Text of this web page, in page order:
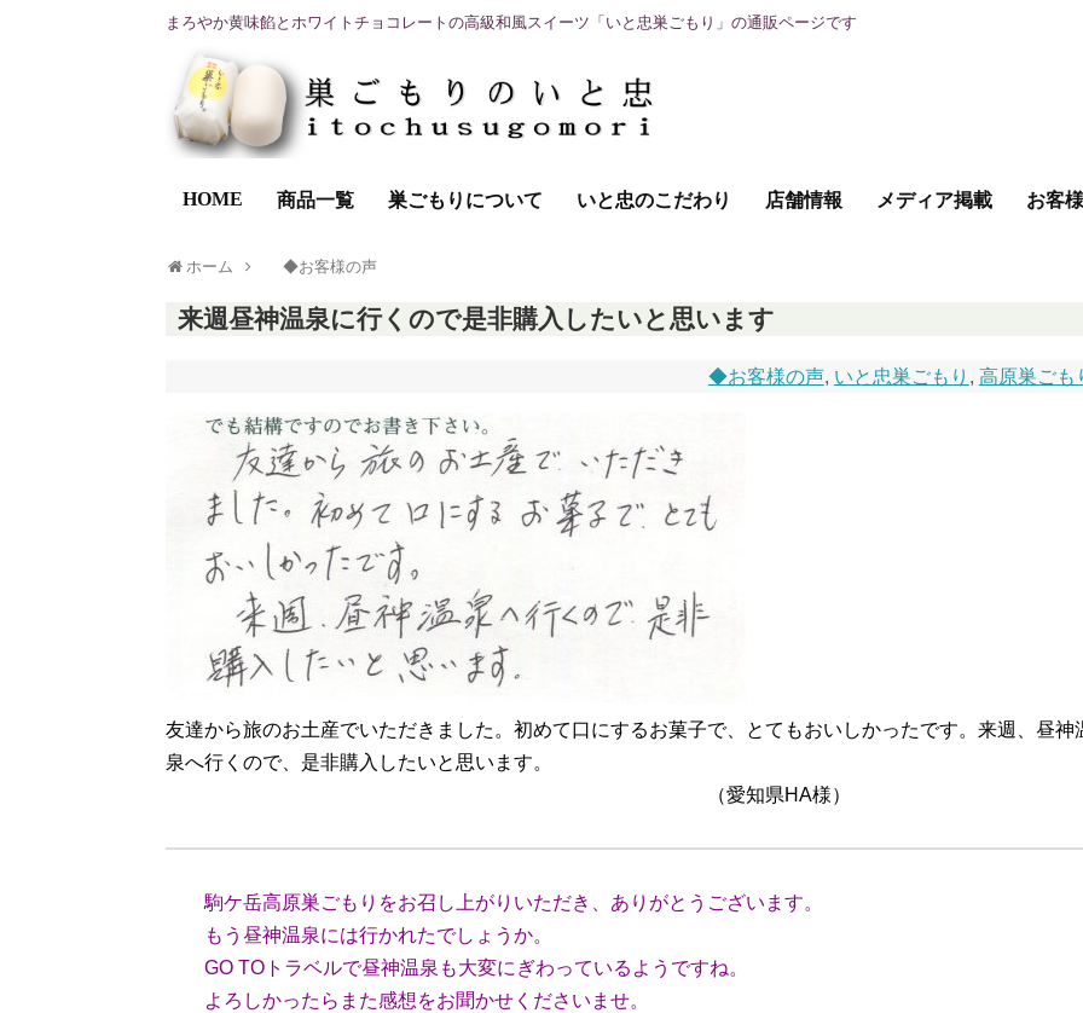
まろやか黄味餡とホワイトチョコレートの高級和風スイーツ「いと忠巣ごもり」の通販ページです
HOME 商品一覧 巣ごもりについて いと忠のこだわり 店舗情報 メディア掲載 お客
ホーム ◆お客様の声
来週昼神温泉に行くので是非購入したいと思います
◆お客様の声, いと忠巣ごもり , 高原巣ごも
友達から旅のお土産でいただきました。初めて口にするお菓子で、とてもおいしかったです。来週、昼神
泉へ行くので、是非購入したいと思います。
（愛知県HA様）
駒ケ岳高原巣ごもりをお召し上がりいただき、ありがとうございます。
もう昼神温泉には行かれたでしょうか。
GO TOトラベルで昼神温泉も大変にぎわっているようですね。
よろしかったらまた感想をお聞かせくださいませ。